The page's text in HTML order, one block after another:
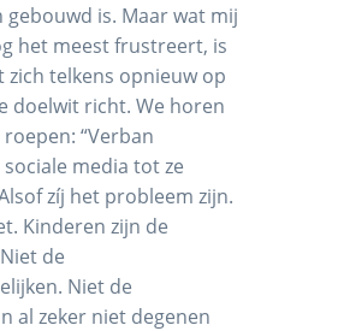
is. Maar wat mij
het meest frustreert, is
zich telkens opnieuw op
doelwit richt. We horen
“Verban
media tot ze
zíj het probleem zijn.
Kinderen zijn de
de
Niet de
al zeker niet degenen